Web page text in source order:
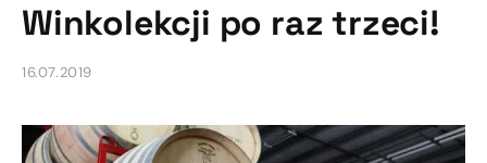
Winkolekcji po raz trzeci!
16.07.2019